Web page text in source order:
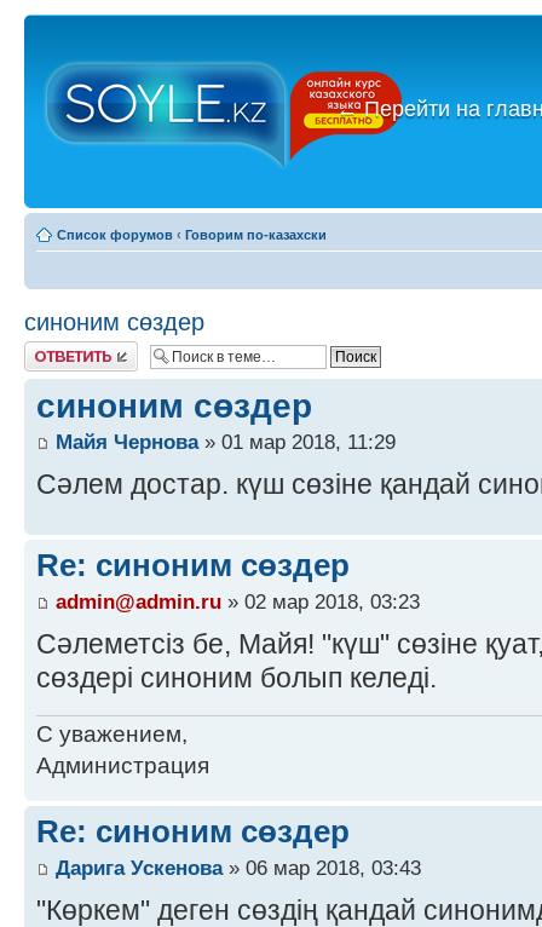
←Перейти на
Список форумов ‹ Говорим по-казахски
синоним сөздер
Ответить
синоним сөздер
Майя Чернова» 01 мар 2018, 11:29
Сәлем достар. күш сөзіне қандай
Re: синоним сөздер
admin@admin.ru » 02 мар 2018, 03:23
Сәлеметсіз бе, Майя! "күш" сөзіне
сөздері синоним болып келеді.
С уважением,
Администрация
Re: синоним сөздер
Дарига Ускенова» 06 мар 2018, 03:43
"Көркем" деген сөздің қандай